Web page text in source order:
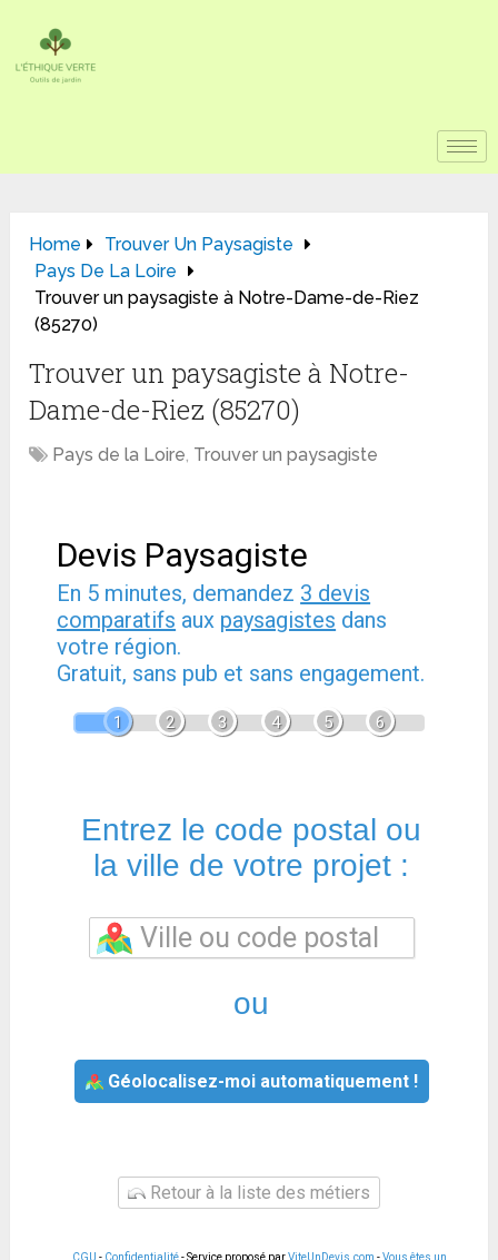
Home
Trouver Un Paysagiste
Pays De La Loire
Trouver un paysagiste à Notre-Dame-de-Riez
(85270)
Trouver un paysagiste à Notre-
Dame-de-Riez (85270)
Pays de la Loire, Trouver un paysagiste
Devis Paysagiste
En 5 minutes, demandez 3 devis
comparatifs aux paysagistes dans
votre région.
Gratuit, sans pub et sans engagement.
1 2 3 4 5 6
Entrez le code postal ou
la ville de votre projet :
ou
Géolocalisez-moi automatiquement !
Retour à la liste des métiers
CGU - Confidentialité- Service proposé parViteUnDevis.com -Vous êtes un